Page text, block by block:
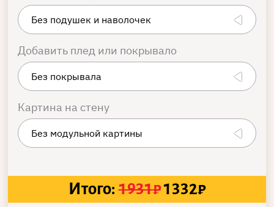
Добавить плед или покрывало
Картина на стену
Итого: 1931₽1332₽